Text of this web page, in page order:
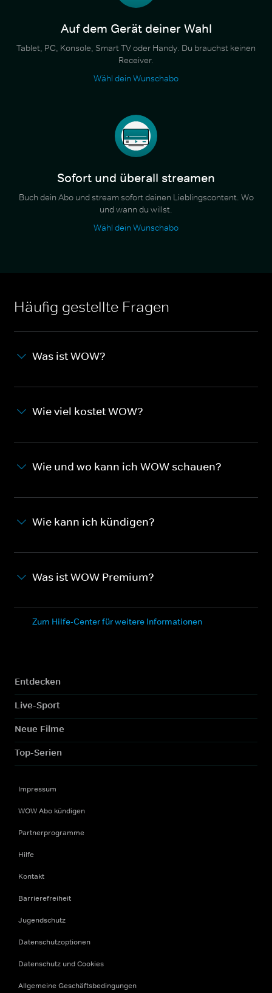
Auf dem Gerät deiner Wahl
Tablet, PC, Konsole, Smart TV oder Handy. Du brauchst keinen
Receiver.
Wähl dein Wunschabo
Sofort und überall streamen
Buch dein Abo und stream sofort deinen Lieblingscontent. Wo
und wann du willst.
Wähl dein Wunschabo
Häufig gestellte Fragen
Was ist WOW?
Wie viel kostet WOW?
Wie und wo kann ich WOW schauen?
Wie kann ich kündigen?
Was ist WOW Premium?
Zum Hilfe-Center für weitere Informationen
Entdecken
Live-Sport
Neue Filme
Top-Serien
Impressum
WOW Abo kündigen
Partnerprogramme
Hilfe
Kontakt
Barrierefreiheit
Jugendschutz
Datenschutzoptionen
Datenschutz und Cookies
Allgemeine Geschäftsbedingungen